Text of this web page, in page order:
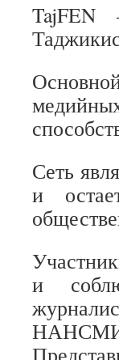
TajFEN
Сеть
и
и